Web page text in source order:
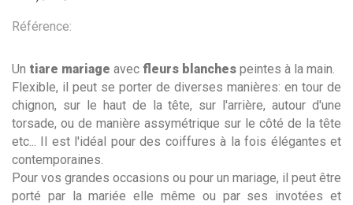
Référence:
Un tiare mariage avec fleurs blanches peintes à la main.
Flexible, il peut se porter de diverses manières: en tour de
chignon, sur le haut de la tête, sur l'arrière, autour d'une
torsade, ou de manière assymétrique sur le côté de la tête
etc... Il est l'idéal pour des coiffures à la fois élégantes et
contemporaines.
Pour vos grandes occasions ou pour un mariage, il peut être
porté par la mariée elle même ou par ses invotées et